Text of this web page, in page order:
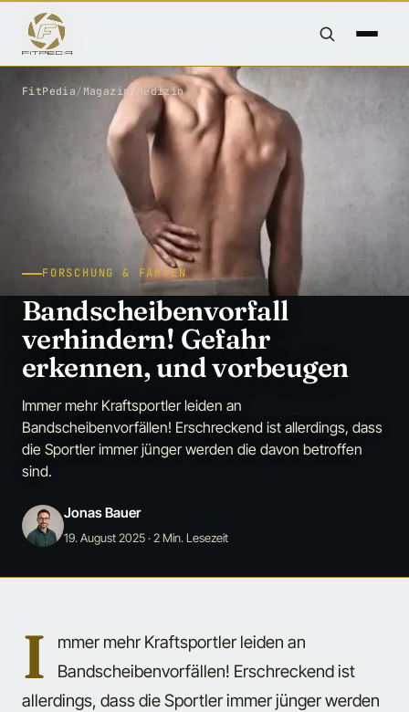
FitPedia/Magazin/ Medizin
FORSCHUNG & FAKTEN
Bandscheibenvorfall
verhindern! Gefahr
erkennen, und vorbeugen
Immer mehr Kraftsportler leiden an
Bandscheibenvorfällen! Erschreckend ist allerdings, dass
die Sportler immer jünger werden die davon betroffen
sind.
Jonas Bauer
19. August 2025· 2 Min. Lesezeit
I
mmer mehr Kraftsportler leiden an
Bandscheibenvorfällen! Erschreckend ist
allerdings, dass die Sportler immer jünger werden